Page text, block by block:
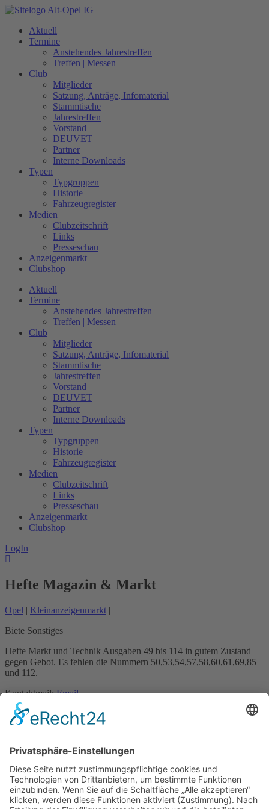
Zum
springenAktuell
Termine
Anstehendes Jahrestreffen
Treffen | Messen
Club
Mitglieder
Satzung, Anträge, Infomaterial
Stammtische
Jahrestreffen
Vorstand
DEUVET
Partner
Interne Downloads
Typen
Typgruppen
Historie
Fahrzeugregister
Medien
Clubzeitschrift
Links
Presseschau
Anzeigenmarkt
Clubshop
Aktuell
Termine
Anstehendes Jahrestreffen
Treffen | Messen
Club
Mitglieder
Satzung, Anträge, Infomaterial
Stammtische
Jahrestreffen
Vorstand
DEUVET
Partner
Interne Downloads
Typen
Typgruppen
Historie
Fahrzeugregister
Medien
Clubzeitschrift
Links
Presseschau
Anzeigenmarkt
Clubshop
LogIn
Hefte Magazin & Markt
Opel | Kleinanzeigenmarkt |
Biete Sonstiges
Hefte Markt und Technik Ausgaben 49 bis 114 in gutem Zustand
gegen Gebot. Es fehlen die Nummern 50,53,54,57,58,60,61,69,85
und 112.
Kontaktmail:Email
Name: Jürgen narr
Impressum
Datenschutzerklärung
Mitgliederbereich
Facebook
Instagram